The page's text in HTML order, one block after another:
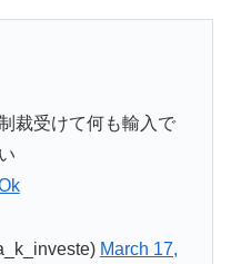
裁受けて何も輸入で
March 17,